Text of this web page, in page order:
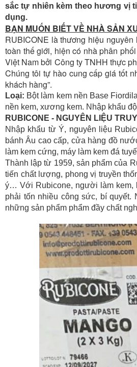
sắc tự nhiên kèm theo hương vị
dụng.
BẠN MUỐN BIẾT VỀ NHÀ SẢN
RUBICONE là thương hiệu
toàn thế giới, hiện có nhà phân
Việt Nam bởi Công ty TNHH thực
Chúng tôi tự hào cung cấp giá tốt
khách hàng”.
Loại: Bột làm kem nền Base
nền kem, xương kem. Nhập khẩu
RUBICONE - NGUYÊN LIỆU
Nhập khẩu từ Ý, nguyên liệu
bánh Âu cao cấp, cửa hàng đồ
làm kem cứng, máy làm kem đá
Thành lập từ 1959, sản phẩm của
tiến chất lượng, phong vị truyền
ý… Với Rubicone, người làm kem,
phải tốn nhiều công sức, bí
những sản phẩm phẩm đầy chất